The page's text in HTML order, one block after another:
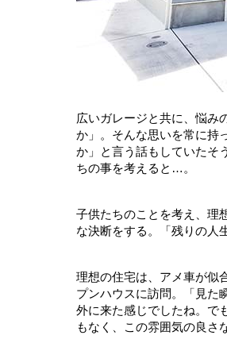
広いガレージと共に、悩み
か」。そんな思いを常に持
か」と言う話もしていたそ
ちの事を考えると…。
子供たちのことを考え、理
な決断をする。「残りの人
理想の住宅は、アメ車が似
プンハウスに訪問。「見た
外に来た感じでしたね。で
もなく、この雰囲気の良さ